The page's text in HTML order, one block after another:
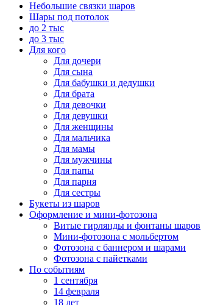
Небольшие связки шаров
Шары под потолок
до 2 тыс
до 3 тыс
Для кого
Для дочери
Для сына
Для бабушки и дедушки
Для брата
Для девочки
Для девушки
Для женщины
Для мальчика
Для мамы
Для мужчины
Для папы
Для парня
Для сестры
Букеты из шаров
Оформление и мини‑фотозона
Витые гирлянды и фонтаны шаров
Мини-фотозона с мольбертом
Фотозона с баннером и шарами
Фотозона с пайетками
По событиям
1 сентября
14 февраля
18 лет